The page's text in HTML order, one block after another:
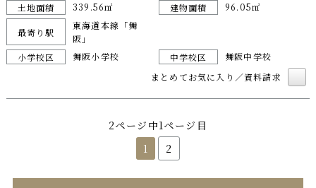
土地面積
339.56㎡ 建物面積 96.05㎡
最寄り駅
東海道本線「舞
阪」
小学校区
舞阪小学校 中学校区
舞阪中学校
まとめてお気に入り／資料請求
2ページ中1ページ目
1
2